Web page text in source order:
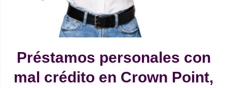
Préstamos personales con
mal crédito en Crown Point,